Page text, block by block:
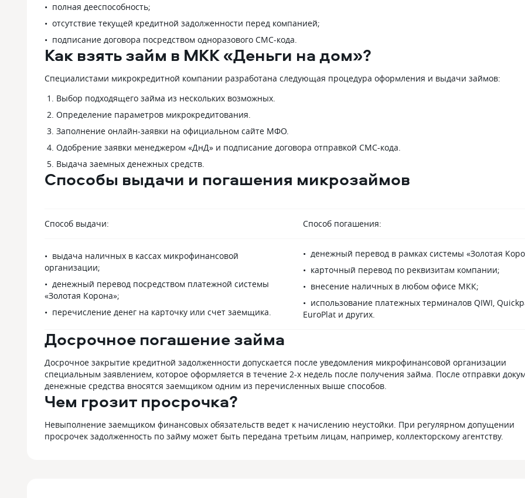
полная дееспособность;
отсутствие текущей кредитной задолженности перед компанией;
подписание договора посредством одноразового СМС-кода.
Как взять займ в МКК «Деньги на дом»?
Специалистами микрокредитной компании разработана следующая процедура оформления и выдачи займов:
Выбор подходящего займа из нескольких возможных.
Определение параметров микрокредитования.
Заполнение онлайн-заявки на официальном сайте МФО.
Одобрение заявки менеджером «ДнД» и подписание договора отправкой СМС-кода.
Выдача заемных денежных средств.
Способы выдачи и погашения микрозаймов
Способ выдачи: Способ погашения:
выдача наличных в кассах микрофинансовой
организации;
денежный перевод посредством платежной системы
«Золотая Корона»;
перечисление денег на карточку или счет заемщика.
денежный перевод в рамках системы «Золотая
карточный перевод по реквизитам компании;
внесение наличных в любом офисе МКК;
использование платежных терминалов QIWI,
EuroPlat и других.
Досрочное погашение займа
Досрочное закрытие кредитной задолженности допускается после уведомления микрофинансовой организации
специальным заявлением, которое оформляется в течение 2-х недель после получения займа. После отправки
денежные средства вносятся заемщиком одним из перечисленных выше способов.
Чем грозит просрочка?
Невыполнение заемщиком финансовых обязательств ведет к начислению неустойки. При регулярном допущении
просрочек задолженность по займу может быть передана третьим лицам, например, коллекторскому агентству.